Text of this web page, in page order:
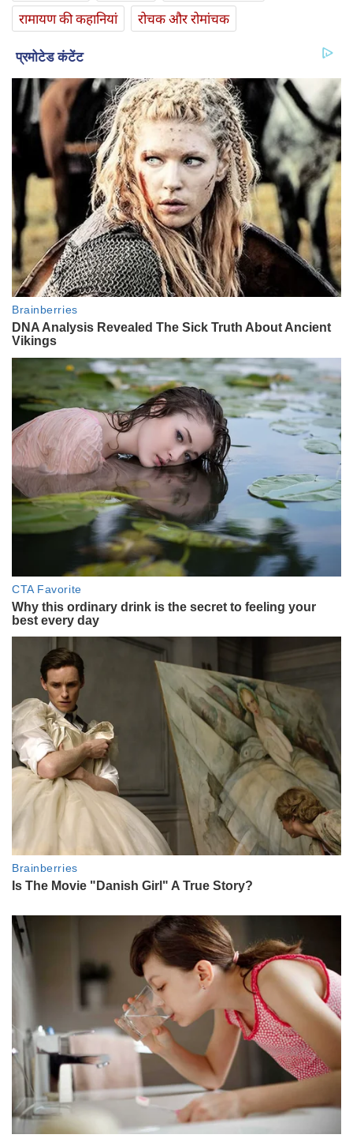
रामायण की कहानियां
रोचक और रोमांचक